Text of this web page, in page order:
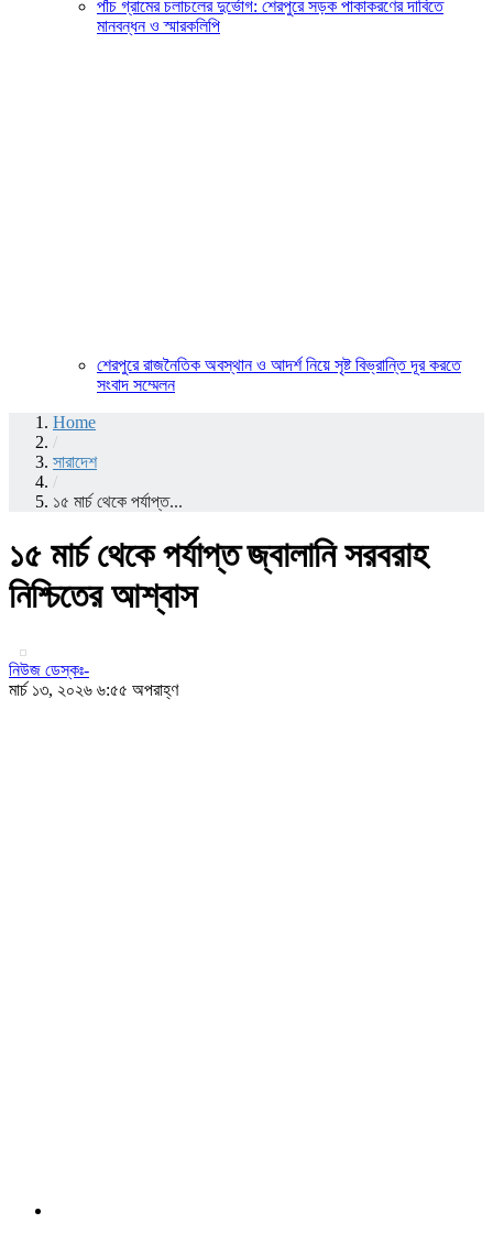
পাঁচ গ্রামের চলাচলের দুর্ভোগ: শেরপুরে সড়ক পাকাকরণের দাবিতে
মানবন্ধন ও স্মারকলিপি
শেরপুরে রাজনৈতিক অবস্থান ও আদর্শ নিয়ে সৃষ্ট বিভ্রান্তি দূর করতে
সংবাদ সম্মেলন
Home
/
সারাদেশ
/
১৫ মার্চ থেকে পর্যাপ্ত...
১৫ মার্চ থেকে পর্যাপ্ত জ্বালানি সরবরাহ
নিশ্চিতের আশ্বাস
নিউজ ডেস্কঃ-
মার্চ ১৩, ২০২৬ ৬:৫৫ অপরাহ্ণ